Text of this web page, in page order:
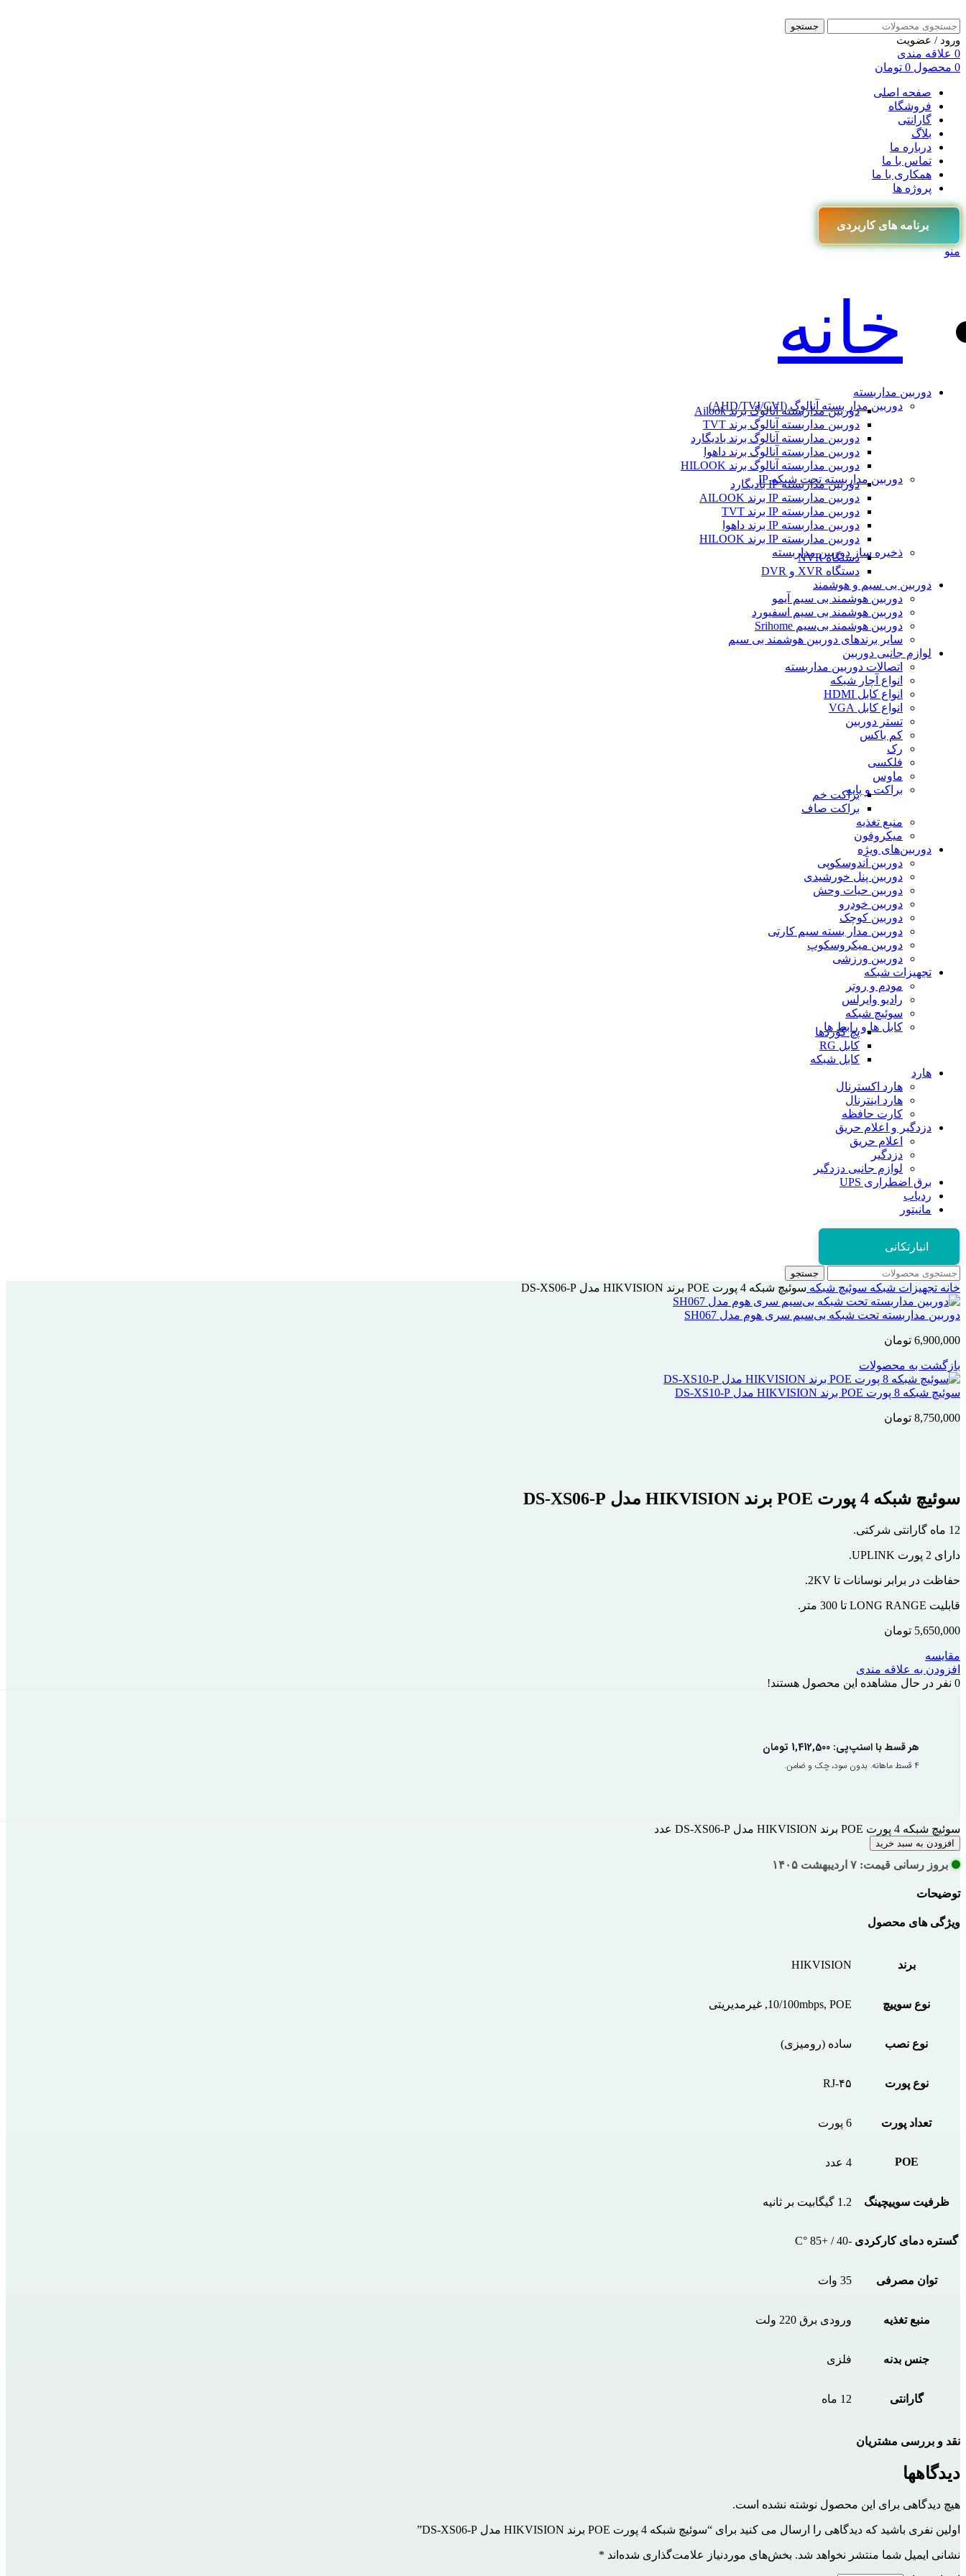
جستجو
ورود / عضویت
0 علاقه مندی
0 محصول 0 تومان
صفحه اصلی
فروشگاه
گارانتی
بلاگ
درباره ما
تماس با ما
همکاری با ما
پروژه ها
برنامه های کاربردی
منو
خانه
دوربین مداربسته
دوربین مدار بسته آنالوگ (AHD/TVI/CVI)
دوربین مداربسته آنالوگ برند Ailook
دوربین مداربسته آنالوگ برند TVT
دوربین مداربسته آنالوگ برند بادیگارد
دوربین مداربسته آنالوگ برند داهوا
دوربین مداربسته آنالوگ برند HILOOK
دوربین مداربسته تحت شبکه IP
دوربین مداربسته IP بادیگارد
دوربین مداربسته IP برند AILOOK
دوربین مداربسته IP برند TVT
دوربین مداربسته IP برند داهوا
دوربین مداربسته IP برند HILOOK
ذخیره ساز دوربین مداربسته
دستگاه NVR
دستگاه XVR و DVR
دوربین بی سیم و هوشمند
دوربین هوشمند بی سیم آیمو
دوربین هوشمند بی سیم اسفیورد
دوربین هوشمند بی‌سیم Srihome
سایر برندهای دوربین هوشمند بی سیم
لوازم جانبی دوربین
اتصالات دوربین مداربسته
انواع آچار شبکه
انواع کابل HDMI
انواع کابل VGA
تستر دوربین
کم باکس
رک
فلکسی
ماوس
براکت و پایهبراکت خم
براکت صاف
منبع تغذیه
میکروفون
دوربین‌های ویژه
دوربین آندوسکوپی
دوربین پنل خورشیدی
دوربین حیات وحش
دوربین خودرو
دوربین کوچک
دوربین مدار بسته سیم کارتی
دوربین میکروسکوپ
دوربین ورزشی
تجهیزات شبکه
مودم و روتر
رادیو وایرلس
سوئیچ شبکه
کابل ها و رابط ها
پچ کوردها
کابل RG
کابل شبکه
هارد
هارد اکسترنال
هارد اینترنال
کارت حافظه
دزدگیر و اعلام حریق
اعلام حریق
دزدگیر
لوازم جانبی دزدگیر
برق اضطراری UPS
ردیاب
مانیتور
انبارتکانی
جستجو
خانه تجهیزات شبکه سوئیچ شبکه سوئیچ شبکه 4 پورت POE برند HIKVISION مدل DS-XS06-P
دوربین مداربسته تحت شبکه بی‌سیم سری هوم مدل SH067
6,900,000 تومان
بازگشت به محصولات
سوئیچ شبکه 8 پورت POE برند HIKVISION مدل DS-XS10-P
8,750,000 تومان
سوئیچ شبکه 4 پورت POE برند HIKVISION مدل DS-XS06-P
12 ماه گارانتی شرکتی.
دارای 2 پورت UPLINK.
حفاظت در برابر نوسانات تا 2KV.
قابلیت LONG RANGE تا 300 متر.
5,650,000 تومان
مقایسه
افزودن به علاقه مندی
0 نفر در حال مشاهده این محصول هستند!
هر قسط با اسنپ‌پی: 1,412,500 تومان
۴ قسط ماهانه. بدون سود، چک و ضامن.
سوئیچ شبکه 4 پورت POE برند HIKVISION مدل DS-XS06-P عدد
افزودن به سبد خرید
بروز رسانی قیمت: ۷ اردیبهشت ۱۴۰۵
توضیحات
ویژگی های محصول
برند HIKVISION
نوع سوییچ 10/100mbps, POE, غیرمدیریتی
نوع نصب ساده (رومیزی)
نوع پورت RJ-۴۵
تعداد پورت‌ 6 پورت
POE 4 عدد
ظرفیت سوییچینگ 1.2 گیگا‌بیت بر ثانیه
گستره دمای کارکردی -40 / +85 °C
توان مصرفی 35 وات
منبع تغذیه ورودی برق 220 ولت
جنس بدنه فلزی
گارانتی 12 ماه
نقد و بررسی مشتریان
دیدگاهها
هیچ دیدگاهی برای این محصول نوشته نشده است.
اولین نفری باشید که دیدگاهی را ارسال می کنید برای “سوئیچ شبکه 4 پورت POE برند HIKVISION مدل DS-XS06-P”
نشانی ایمیل شما منتشر نخواهد شد. بخش‌های موردنیاز علامت‌گذاری شده‌اند *